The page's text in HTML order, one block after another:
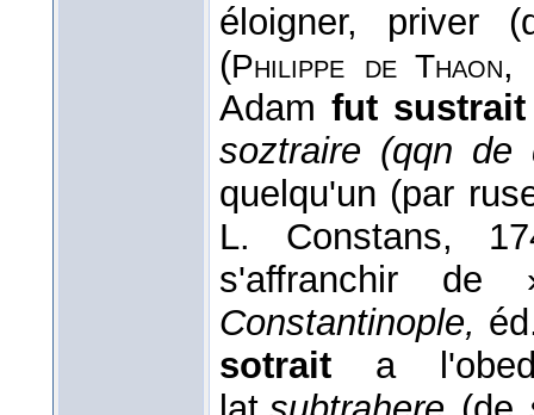
éloigner, priver
(Philippe deThaon
Adamfut sustrait
soztraire (qqn de
quelqu'un (par
L. Constans,
s'affranchir
Constantinople,
sotrait a